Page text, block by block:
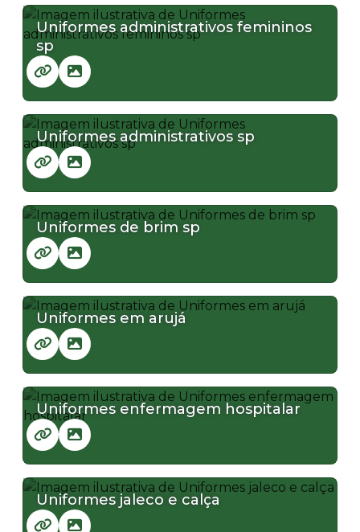
Uniformes administrativos femininos
sp
Uniformes administrativos sp
Uniformes de brim sp
Uniformes em arujá
Uniformes enfermagem hospitalar
Uniformes jaleco e calça